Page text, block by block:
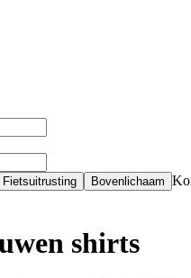
Fietsuitrusting Bovenlichaam
shirts